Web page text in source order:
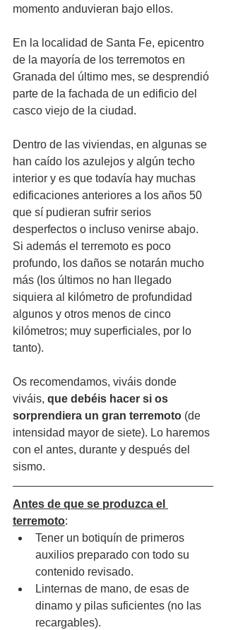
momento anduvieran bajo ellos.
En la localidad de Santa Fe, epicentro
de la mayoría de los terremotos en
Granada del último mes, se desprendió
parte de la fachada de un edificio del
casco viejo de la ciudad.
Dentro de las viviendas, en algunas se
han caído los azulejos y algún techo
interior y es que todavía hay muchas
edificaciones anteriores a los años 50
que sí pudieran sufrir serios
desperfectos o incluso venirse abajo.
Si además el terremoto es poco
profundo, los daños se notarán mucho
más (los últimos no han llegado
siquiera al kilómetro de profundidad
algunos y otros menos de cinco
kilómetros; muy superficiales, por lo
tanto).
Os recomendamos, viváis donde
viváis, que debéis hacer si os
sorprendiera un gran terremoto (de
intensidad mayor de siete). Lo haremos
con el antes, durante y después del
sismo.
Antes de que se produzca el
terremoto:
Tener un botiquín de primeros
auxilios preparado con todo su
contenido revisado.
Linternas de mano, de esas de
dinamo y pilas suficientes (no las
recargables).